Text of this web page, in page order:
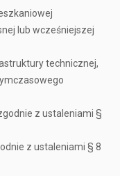
lub wcześniejszej
technicznej,
z ustaleniami §
z ustaleniami § 8